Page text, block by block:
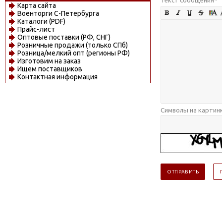
Карта сайта
Военторги С-Петербурга
Каталоги (PDF)
Прайс-лист
Оптовые поставки (РФ, СНГ)
Розничные продажи (только СПб)
Розница/мелкий опт (регионы РФ)
Изготовим на заказ
Ищем поставщиков
Контактная информация
Символы на